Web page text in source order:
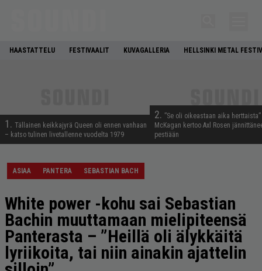
HAASTATTELU FESTIVAALIT KUVAGALLERIA HELLSINKI METAL
1. Tällainen keikkajyrä Queen oli ennen vanhaan
– katso tulinen livetallenne vuodelta 1979
2. ”Se oli oikeastaan aika
McKagan kertoo Axl Rosen
pestiään
ASIAA PANTERA SEBASTIAN BACH
White power -kohu sai Sebastian
Bachin muuttamaan mielipiteensä
Panterasta – ”Heillä oli älykkäitä
lyriikoita, tai niin ainakin ajattelin